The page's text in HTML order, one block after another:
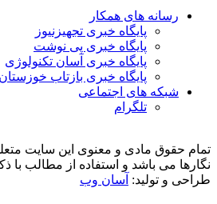
رسانه های همکار
پایگاه خبری تجهیزنیوز
پایگاه خبری پی نوشت
پایگاه خبری آسان تکنولوژی
پایگاه خبری بازتاب خوزستان
شبکه های اجتماعی
تلگرام
تمام حقوق مادی و معنوی این سایت
نگارها می باشد و استفاده از مطالب با
طراحی و تولید: آسان وب